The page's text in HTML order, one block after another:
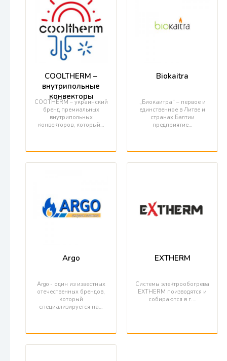
COOLTHERM –
внутрипольные
конвекторы
COOTHERM – украинский
бренд премиальных
внутрипольных
конвекторов, который…
Biokaitra
„Биокаитра“ – первое и
единственное в Литве и
странах Балтии
предприятие…
Argo
Argo - один из известных
отечественных брендов,
который
специализируется на…
EXTHERM
Системы электрообогрева
EXTHERM поизводятся и
собираются в г.…